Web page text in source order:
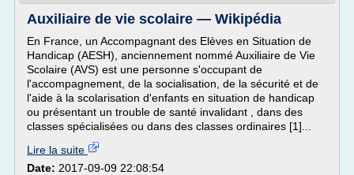
Auxiliaire de vie scolaire — Wikipédia
En France, un Accompagnant des Elèves en Situation de
Handicap (AESH), anciennement nommé Auxiliaire de Vie
Scolaire (AVS) est une personne s'occupant de
l'accompagnement, de la socialisation, de la sécurité et de
l'aide à la scolarisation d'enfants en situation de handicap
ou présentant un trouble de santé invalidant , dans des
classes spécialisées ou dans des classes ordinaires [1]...
Lire la suite
Date: 2017-09-09 22:08:54